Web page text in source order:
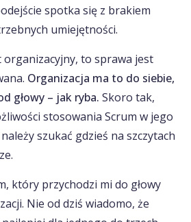
spotka się z brakiem
umiejętności.
organizacyjny, to sprawa jest
Organizacja ma to do siebie,
głowy – jak ryba. Skoro tak,
stosowania Scrum w jego
szukać gdzieś na szczytach
który przychodzi mi do głowy
Nie od dziś wiadomo, że